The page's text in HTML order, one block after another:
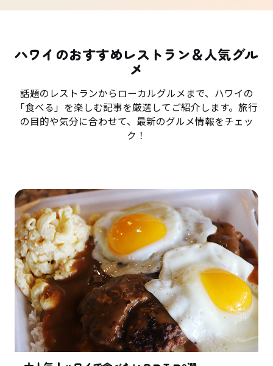
ハワイのおすすめレストラン＆人気グル
メ
話題のレストランからローカルグルメまで、ハワイの
「食べる」を楽しむ記事を厳選してご紹介します。旅行
の目的や気分に合わせて、最新のグルメ情報をチェッ
ク！